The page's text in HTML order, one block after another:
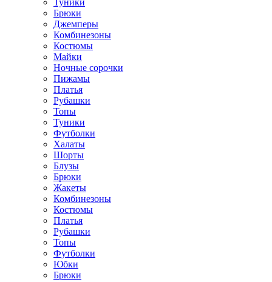
Брюки
Джемперы
Комбинезоны
Костюмы
Майки
Ночные сорочки
Пижамы
Платья
Рубашки
Топы
Туники
Футболки
Халаты
Шорты
Блузы
Брюки
Жакеты
Комбинезоны
Костюмы
Платья
Рубашки
Топы
Футболки
Юбки
Брюки